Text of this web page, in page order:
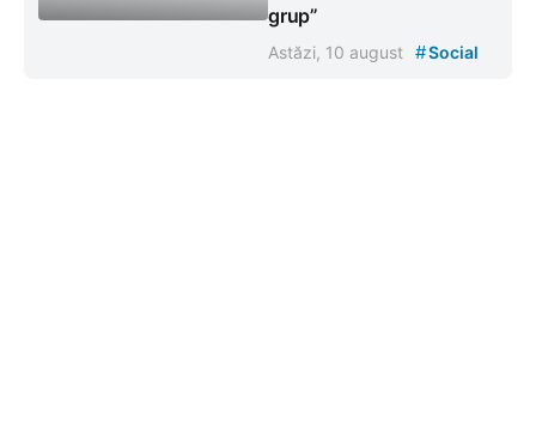
grup”
Astăzi, 10 august #Social